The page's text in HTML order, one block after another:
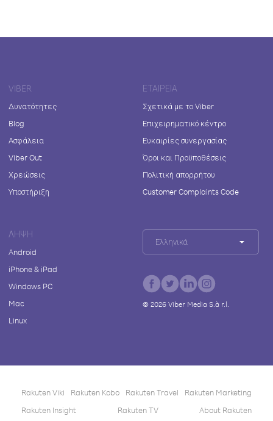
VIBER
Δυνατότητες
Blog
Ασφάλεια
Viber Out
Χρεώσεις
Υποστήριξη
ΕΤΑΙΡΕΊΑ
Σχετικά με το Viber
Επιχειρηματικό κέντρο
Ευκαιρίες συνεργασίας
Όροι και Προϋποθέσεις
Πολιτική απορρήτου
Customer Complaints Code
ΛΉΨΗ
Android
iPhone & iPad
Windows PC
Mac
Linux
Ελληνικά
© 2026Viber Media S.à r.l.
Rakuten Viki Rakuten Kobo Rakuten Travel
Rakuten Marketing
Rakuten Insight
Rakuten TV About Rakuten